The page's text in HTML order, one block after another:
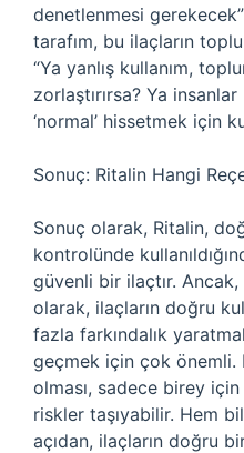
denetlenmesi
tarafım, bu ilaçların
“Ya yanlış kullanım,
zorlaştırırsa? Ya
‘normal’ hissetmek için
Sonuç: Ritalin Hangi
Sonuç olarak, Ritalin,
kontrolünde
güvenli bir ilaçtır.
olarak, ilaçların doğru
fazla farkındalık
geçmek için çok önemli.
olması, sadece birey
riskler taşıyabilir. Hem
açıdan, ilaçların doğru